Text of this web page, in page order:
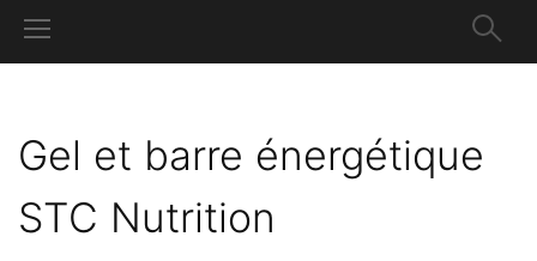
Gel et barre énergétique
STC Nutrition